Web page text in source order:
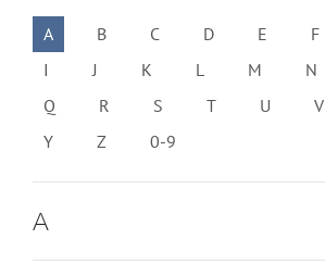
A B C D E F
I
J K L M N
Q
R S T U V
Y
Z 0-9
A